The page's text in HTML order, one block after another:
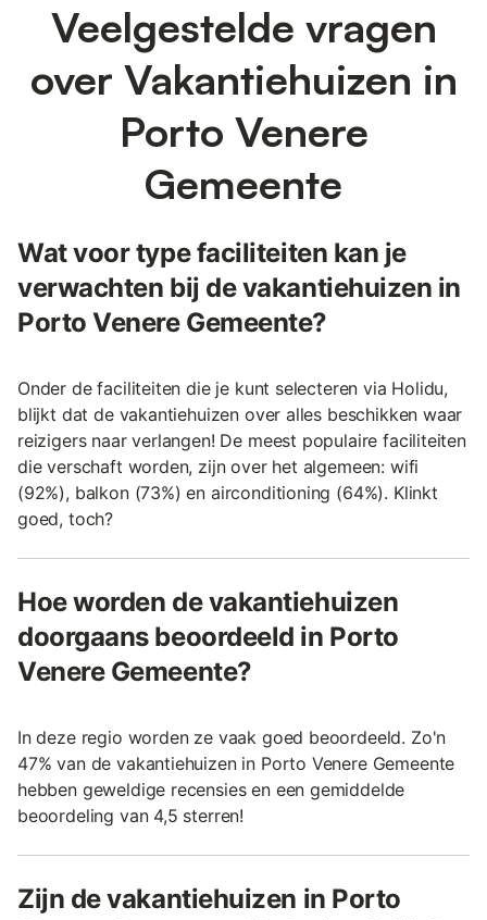
Veelgestelde vragen
over Vakantiehuizen in
Porto Venere
Gemeente
Wat voor type faciliteiten kan je
verwachten bij de vakantiehuizen in
Porto Venere Gemeente?
Onder de faciliteiten die je kunt selecteren via Holidu,
blijkt dat de vakantiehuizen over alles beschikken waar
reizigers naar verlangen! De meest populaire faciliteiten
die verschaft worden, zijn over het algemeen: wifi
(92%), balkon (73%) en airconditioning (64%). Klinkt
goed, toch?
Hoe worden de vakantiehuizen
doorgaans beoordeeld in Porto
Venere Gemeente?
In deze regio worden ze vaak goed beoordeeld. Zo'n
47% van de vakantiehuizen in Porto Venere Gemeente
hebben geweldige recensies en een gemiddelde
beoordeling van 4,5 sterren!
Zijn de vakantiehuizen in Porto